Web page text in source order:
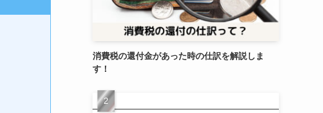
消費税の還付金があった時の仕訳を解説しま
す！